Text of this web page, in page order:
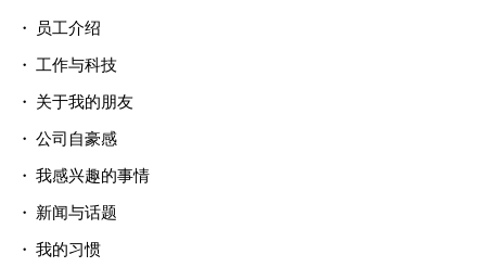
员工介绍
工作与科技
关于我的朋友
公司自豪感
我感兴趣的事情
新闻与话题
我的习惯